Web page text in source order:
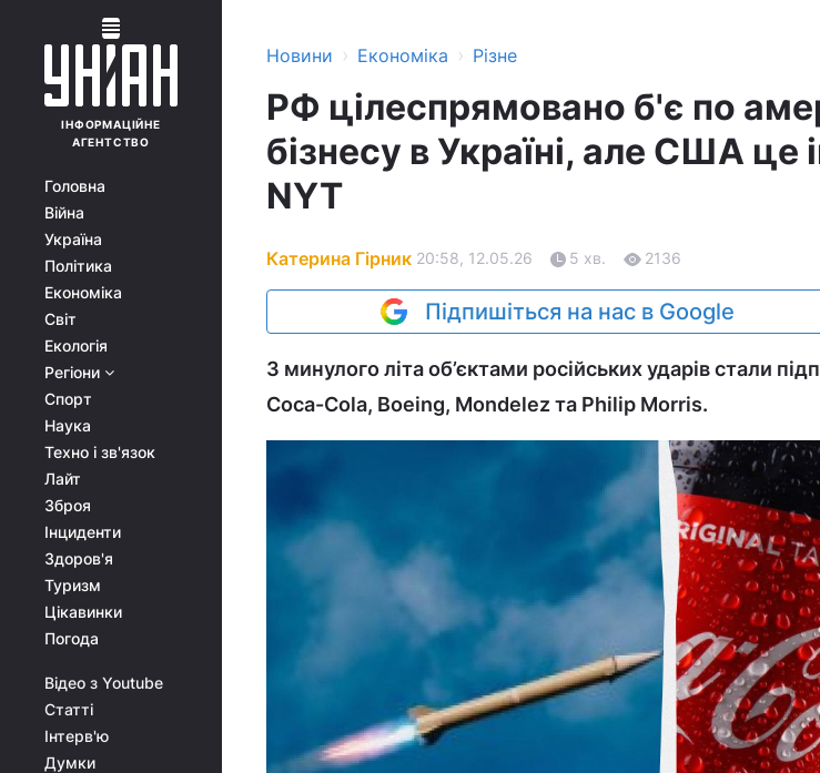
ІНФОРМАЦІЙНЕ
АГЕНТСТВО
Головна
Війна
Україна
Політика
Економіка
Світ
Екологія
Регіони
Спорт
Наука
Техно і зв'язок
Лайт
Зброя
Інциденти
Здоров'я
Туризм
Цікавинки
Погода
Відео з Youtube
Статті
Інтерв'ю
Думки
Новини › Економіка › Різне
РФ цілеспрямовано б'є по
бізнесу в Україні, але США це
NYT
Катерина Гірник 20:58, 12.05.26 5 хв. 2136
Підпишіться на нас в Google
З минулого літа об’єктами російських ударів стали
Coca-Cola, Boeing, Mondelez та Philip Morris.